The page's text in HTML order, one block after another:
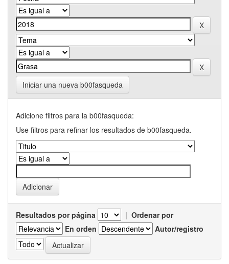
Iniciar una nueva b00fasqueda
Adicione filtros para la b00fasqueda:
Use filtros para refinar los resultados de b00fasqueda.
Resultados por página | Ordenar por
En orden
Autor/registro